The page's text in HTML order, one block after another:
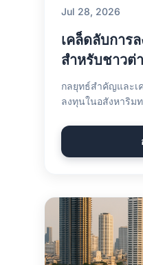
Jul 28, 2026
เคล็ดลับการ
สำหรับชาวต่
กลยุทธ์สำคัญและเ
ลงทุนในอสังหาริม